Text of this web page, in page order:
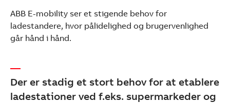
ABB E-mobility ser et stigende behov for
ladestandere, hvor pålidelighed og brugervenlighed
går hånd i hånd.
Der er stadig et stort behov for at etablere
ladestationer ved f.eks. supermarkeder og